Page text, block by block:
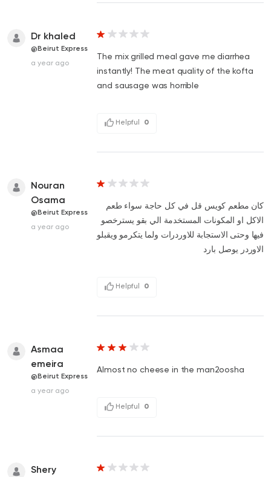
Dr khaled
@Beirut Express
a year ago
The mix grilled meal gave me diarrhea
instantly! The meat quality of the kofta
and sausage was horrible
Helpful 0
Nouran
Osama
@Beirut Express
a year ago
كان مطعم كويس قل في كل حاجة سواء طعم
الاكل او المكونات المستخدمة الي بقو يسترخصو
فيها وحتى الاستجابة للاوردرات ولما يتكرمو ويقبلو
الاوردر يوصل بارد
Helpful 0
Asmaa
emeira
@Beirut Express
a year ago
Almost no cheese in the man2oosha
Helpful 0
Shery